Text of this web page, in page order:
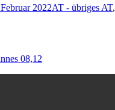
2022AT - übriges AT,
08,12